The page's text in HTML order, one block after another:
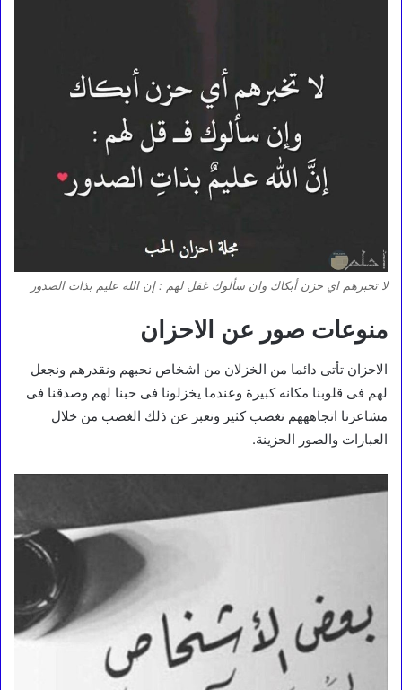
لا تخبرهم اي حزن أبكاك وان سألوك غقل لهم : إن الله عليم بذات الصدور
منوعات صور عن الاحزان
الاحزان تأتى دائما من الخزلان من اشخاص نحبهم ونقدرهم ونجعل
لهم فى قلوبنا مكانه كبيرة وعندما يخزلونا فى حبنا لهم وصدقنا فى
مشاعرنا اتجاهههم نغضب كثير ونعبر عن ذلك الغضب من خلال
العبارات والصور الحزينة.